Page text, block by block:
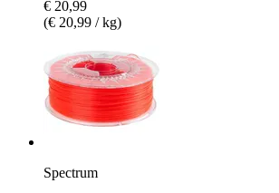
€ 20,99
(€ 20,99 / kg)
Spectrum